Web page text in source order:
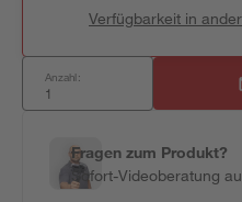
Verfügbarkeit in
Anzahl:
Fragen zum Produkt?
Sofort-Videoberatung